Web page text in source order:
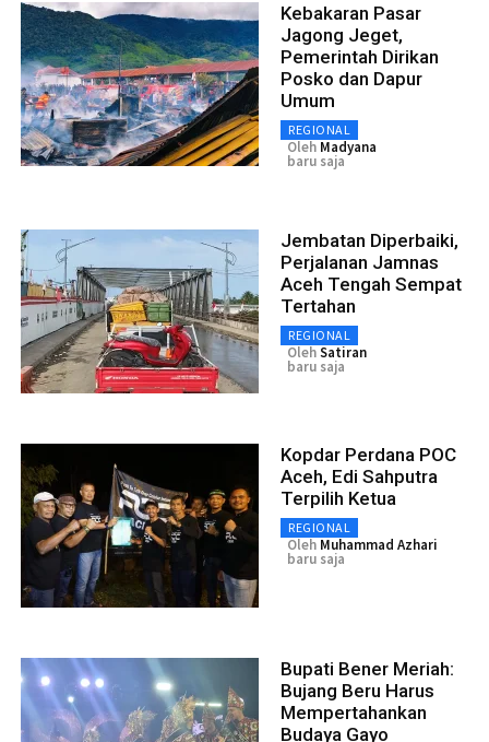
Kebakaran Pasar
Jagong Jeget,
Pemerintah Dirikan
Posko dan Dapur
Umum
REGIONAL
Oleh Madyana
baru saja
Jembatan Diperbaiki,
Perjalanan Jamnas
Aceh Tengah Sempat
Tertahan
REGIONAL
OlehSatiran
baru saja
Kopdar Perdana POC
Aceh, Edi Sahputra
Terpilih Ketua
REGIONAL
Oleh Muhammad Azhari
baru saja
Bupati Bener Meriah:
Bujang Beru Harus
Mempertahankan
Budaya Gayo